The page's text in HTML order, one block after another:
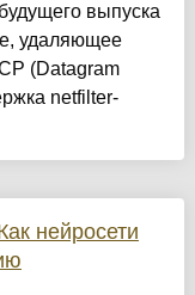
выпуска
удаляющее
(Datagram
netfilter-
нейросети